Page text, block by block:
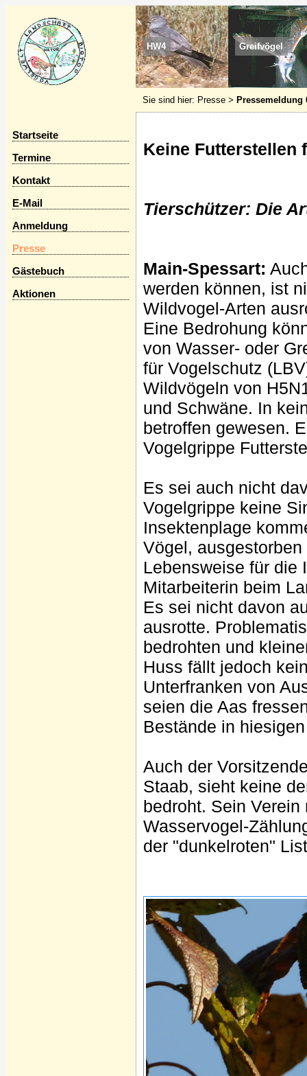
HW4 Greifvögel
Sie sind hier: Presse > Pressemeldung
Startseite
Termine
Kontakt
E-Mail
Anmeldung
Presse
Gästebuch
Aktionen
Keine Futterstellen
Tierschützer: Die
Main-Spessart:
werden können, ist
Wildvogel-Arten
Eine Bedrohung
von Wasser- oder
für Vogelschutz
Wildvögeln von
und Schwäne. In
betroffen gewesen.
Vogelgrippe
Es sei auch nicht
Vogelgrippe keine
Insektenplage
Vögel,
Lebensweise für die
Mitarbeiterin beim
Es sei nicht davon
ausrotte.
bedrohten und
Huss fällt jedoch
Unterfranken von
seien die Aas
Bestände in
Auch der
Staab, sieht keine
bedroht. Sein
Wasservogel-
der "dunkelroten"